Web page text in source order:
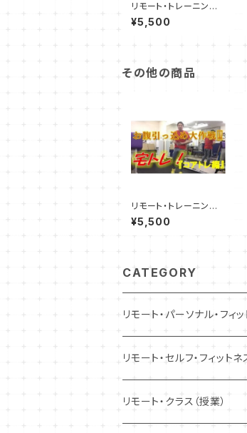
リモート・トレーニング
《一緒に宅トレ！》所要時
間20～30分
¥5,500
その他の商品
リモート・トレーニング
《一緒にお腹引っ込めプ
ログラム！！》所要時間2
0～30分
¥5,500
CATEGORY
リモート・パーソナル・フィ
トレーニング
コンディショニング
リモート・セルフ・フィットネ
トレーニング
リモート・クラス（授業）